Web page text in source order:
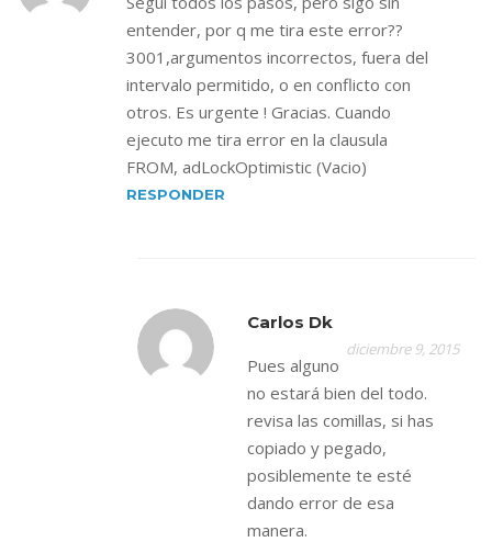
entender, por q me tira este error??
3001,argumentos incorrectos, fuera del
intervalo permitido, o en conflicto con
otros. Es urgente ! Gracias. Cuando
ejecuto me tira error en la clausula
FROM, adLockOptimistic (Vacio)
RESPONDER
Carlos Dk
diciembre 9, 2015
Pues alguno
no estará bien del todo.
revisa las comillas, si has
copiado y pegado,
posiblemente te esté
dando error de esa
manera.